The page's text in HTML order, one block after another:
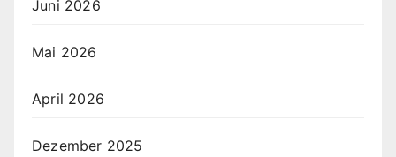
Juni 2026
Mai 2026
April 2026
Dezember 2025